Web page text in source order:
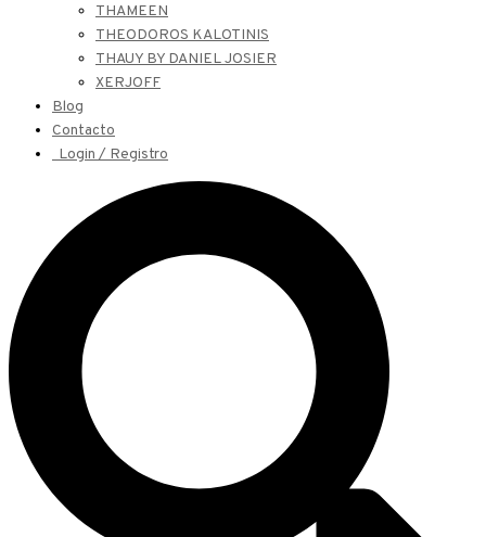
THAMEEN
THEODOROS KALOTINIS
THAUY BY DANIEL JOSIER
XERJOFF
Blog
Contacto
Login / Registro